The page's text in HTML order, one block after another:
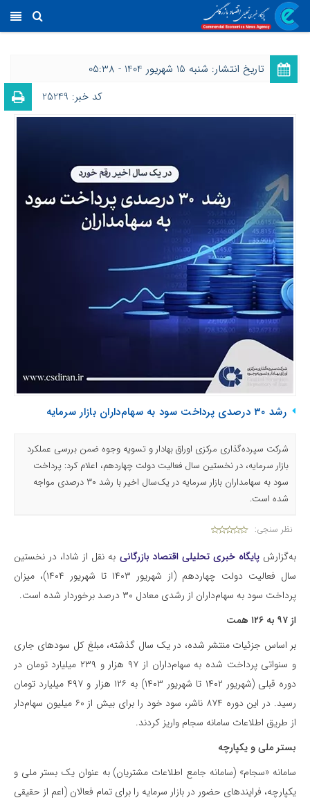
تاریخ انتشار: شنبه 15 شهریور 1404 - 05:38
کد خبر: 25249
رشد ۳۰ درصدی پرداخت سود به سهام‌داران بازار سرمایه
شرکت سپرده‌گذاری مرکزی اوراق بهادار و تسویه وجوه ضمن بررسی عملکرد
بازار سرمایه، در نخستین سال فعالیت دولت چهاردهم، اعلام کرد: پرداخت
سود به سهامداران بازار سرمایه در یک‌سال اخیر با رشد ۳۰ درصدی مواجه
شده است.
نظر سنجی:
به‌گزارش پایگاه خبری تحلیلی اقتصاد بازرگانی به نقل از شادا، در نخستین
سال فعالیت دولت چهاردهم (از شهریور ۱۴۰۳ تا شهریور ۱۴۰۴)، میزان
پرداخت سود به سهام‌داران از رشدی معادل ۳۰ درصد برخوردار شده است.
از ۹۷ به ۱۲۶ همت
بر اساس جزئیات منتشر شده، در یک سال گذشته، مبلغ کل سودهای جاری
و سنواتی پرداخت شده به سهام‌داران از ۹۷ هزار و ۲۳۹ میلیارد تومان در
دوره قبلی (شهریور ۱۴۰۲ تا شهریور ۱۴۰۳) به ۱۲۶ هزار و ۴۹۷ میلیارد تومان
رسید. در این دوره ۸۷۴ ناشر، سود خود را برای بیش از ۶۰ میلیون سهام‌دار
از طریق اطلاعات سامانه سجام واریز کردند.
بستر ملی و یکپارچه
سامانه «سجام» (سامانه جامع اطلاعات مشتریان) به عنوان یک بستر ملی و
یکپارچه، فرایندهای حضور در بازار سرمایه را برای تمام فعالان (اعم از حقیقی